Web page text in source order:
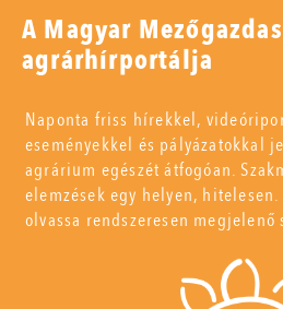
A Magyar
agrárhírportálja
Naponta friss hírekkel,
eseményekkel és pályázatokkal
agrárium egészét átfogóan.
elemzések egy helyen,
olvassa rendszeresen